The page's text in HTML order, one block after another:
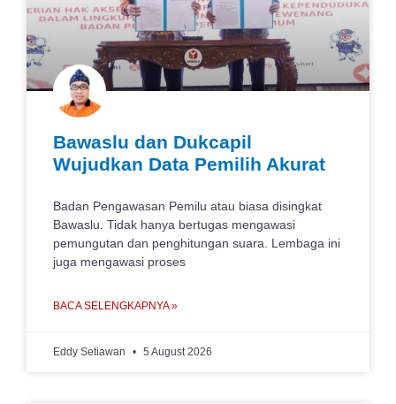
Bawaslu dan Dukcapil
Wujudkan Data Pemilih Akurat
Badan Pengawasan Pemilu atau biasa disingkat
Bawaslu. Tidak hanya bertugas mengawasi
pemungutan dan penghitungan suara. Lembaga ini
juga mengawasi proses
BACA SELENGKAPNYA »
Eddy Setiawan 5 August 2026